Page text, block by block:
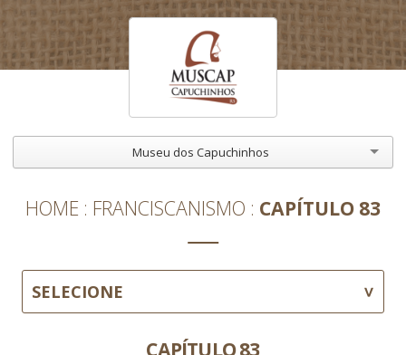
Museu dos Capuchinhos
HOME FRANCISCANISMO CAPÍTULO 83
SELECIONE
CAPÍTULO 83